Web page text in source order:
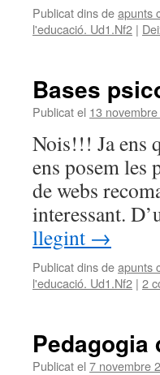
Publicat dins deapunts
l'educació. Ud1.Nf2 |
Bases
Publicat el 13
Nois!!! Ja ens
ens posem les
de webs
interessant.
llegint →
Publicat dins deapunts
l'educació. Ud1.Nf2 | 2
Pedagogia
Publicat el 7 novembre